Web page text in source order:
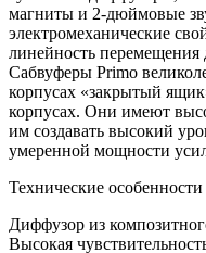
магниты и 2-дюймовые
электромеханические
линейность перемещения
Сабвуферы Primo
корпусах «закрытый
корпусах. Они имеют
им создавать высокий
умеренной мощности
Технические особенности
Диффузор из
Высокая